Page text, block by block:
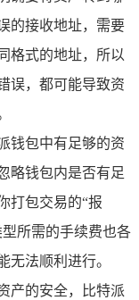
的接收地址，需要
格式的地址，所以
误，都可能导致资
钱包中有足够的资
略钱包内是否有足
打包交易的“报
所需的手续费也各
无法顺利进行。
产的安全，比特派